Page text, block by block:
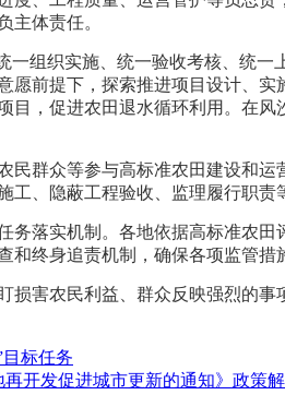
主体责任。
组织实施、统一验收考核、统
前提下，探索推进项目设计、
，促进农田退水循环利用。在
民群众等参与高标准农田建设和
、隐蔽工程验收、监理履行职责
务落实机制。各地依据高标准农
终身追责机制，确保各项监管措
损害农民利益、群众反映强烈的
标任务
开发促进城市更新的通知》政策